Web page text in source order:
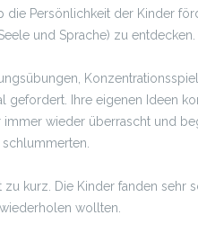
Persönlichkeit der Kinder
und Sprache) zu entdecken.
gefordert. Ihre eigenen Ideen
wieder überrascht und
kurz. Die Kinder fanden sehr
wollten.